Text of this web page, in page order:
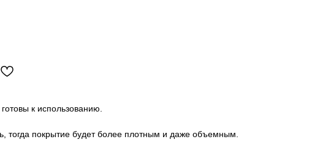
к использованию.
тогда покрытие будет более плотным и даже объемным.